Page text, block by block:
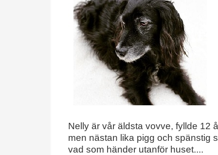
Nelly är vår äldsta vovve, fyllde 12
men nästan lika pigg och spänstig
vad som händer utanför huset....